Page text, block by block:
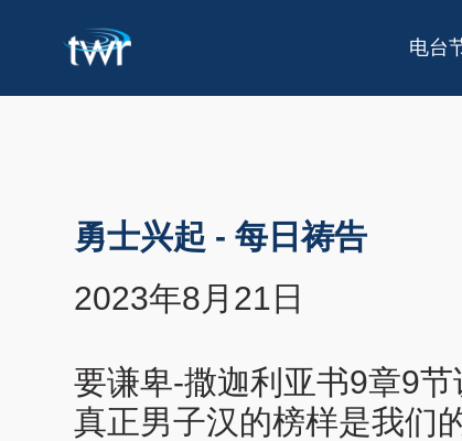
电台
勇士兴起 - 每日祷告
2023年8月21日
要谦卑-撒迦利亚书9章9
真正男子汉的榜样是我们